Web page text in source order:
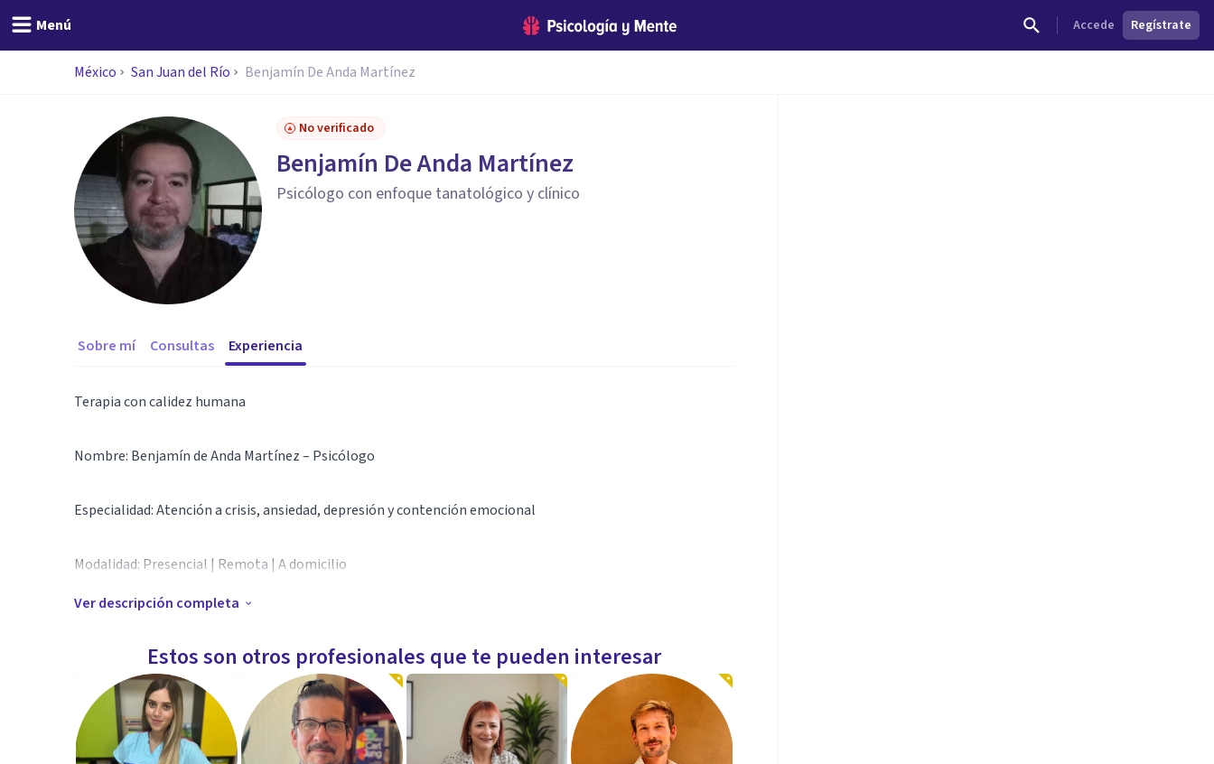
Menú Accede Regístrate
México San Juan del Río Benjamín De Anda Martínez
No verificado
Benjamín De Anda Martínez
Psicólogo con enfoque tanatológico y clínico
Sobre mí Consultas Experiencia
Terapia con calidez humana
Nombre: Benjamín de Anda Martínez – Psicólogo
Especialidad: Atención a crisis, ansiedad, depresión y contención emocional
Modalidad: Presencial | Remota | A domicilio
Especialidad
Psicólogo especializado en:
✔ Ansiedad y depresión
✔ Crisis emocionales y psicóticas
Ver descripción completa
Estos son otros profesionales que te pueden interesar